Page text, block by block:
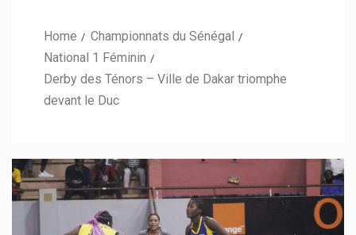
Home
Championnats du Sénégal
National 1 Féminin
Derby des Ténors – Ville de Dakar triomphe
devant le Duc